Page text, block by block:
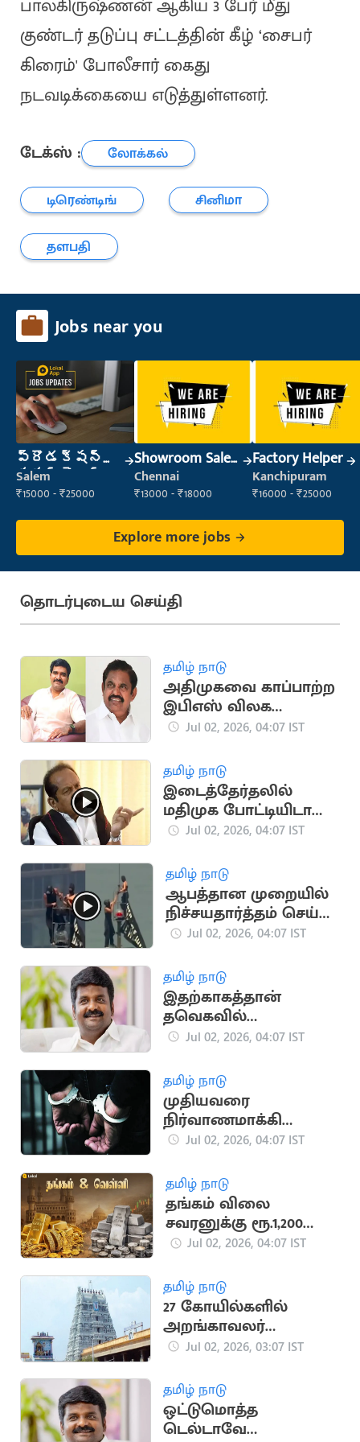
பாலகிருஷ்ணன் ஆகிய 3 பேர் மீது
குண்டர் தடுப்பு சட்டத்தின் கீழ் ‘சைபர்
கிரைம்' போலீசார் கைது
நடவடிக்கையை எடுத்துள்ளனர்.
டேக்ஸ் :
லோக்கல்
டிரெண்டிங்
சினிமா
தளபதி
Jobs near you
ప్రొడక్షన్
సూపర్వైజర్
Salem
₹15000 - ₹25000
Showroom Sales
Executive (Retail
Sales)
Chennai
₹13000 - ₹18000
Factory Helper
Kanchipuram
₹16000 - ₹25000
Explore more jobs
தொடர்புடைய செய்தி
தமிழ் நாடு
அதிமுகவை காப்பாற்ற
இபிஎஸ் விலக
வேண்டும்: அமைச்சர்
Jul 02, 2026, 04:07 IST
தமிழ் நாடு
இடைத்தேர்தலில்
மதிமுக போட்டியிடாது
-வைகோ பேட்டி
Jul 02, 2026, 04:07 IST
தமிழ் நாடு
ஆபத்தான முறையில்
நிச்சயதார்த்தம் செய்த
ரஷ்ய ஜோடி (வைரல்
Jul 02, 2026, 04:07 IST
தமிழ் நாடு
இதற்காகத்தான்
தவெகவில்
இணைகிறோம்:
Jul 02, 2026, 04:07 IST
தமிழ் நாடு
முதியவரை
நிர்வாணமாக்கி
வீடியோ எடுத்து
Jul 02, 2026, 04:07 IST
தமிழ் நாடு
தங்கம் விலை
சவரனுக்கு ரூ.1,200
உயர்ந்து
Jul 02, 2026, 04:07 IST
தமிழ் நாடு
27 கோயில்களில்
அறங்காவலர்
நியமனம்:
வரவேற்பு
Jul 02, 2026, 03:07 IST
தமிழ் நாடு
ஒட்டுமொத்த
டெல்டாவே